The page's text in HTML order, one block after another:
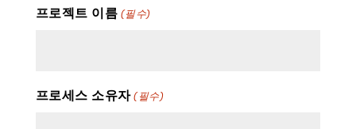
프로젝트 이름 (필수)
프로세스 소유자(필수)